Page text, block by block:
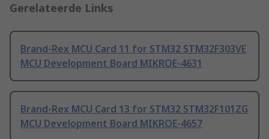
Gerelateerde Links
Brand-Rex MCU Card 11 for STM32 STM32F303VE
MCU Development Board MIKROE-4631
Brand-Rex MCU Card 13 for STM32 STM32F101ZG
MCU Development Board MIKROE-4657